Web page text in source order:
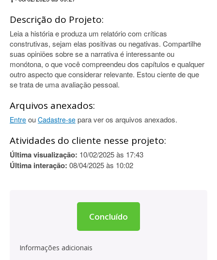
Descrição do Projeto:
Leia a história e produza um relatório com críticas
construtivas, sejam elas positivas ou negativas. Compartilhe
suas opiniões sobre se a narrativa é interessante ou
monótona, o que você compreendeu dos capítulos e qualquer
outro aspecto que considerar relevante. Estou ciente de que
se trata de uma avaliação pessoal.
Arquivos anexados:
Entre ou Cadastre-se para ver os arquivos anexados.
Atividades do cliente nesse projeto:
Última visualização: 10/02/2025 às 17:43
Última interação: 08/04/2025 às 10:02
Concluído
Informações adicionais